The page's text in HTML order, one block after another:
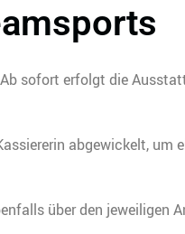
sofort erfolgt die
abgewickelt,
über den jeweiligen